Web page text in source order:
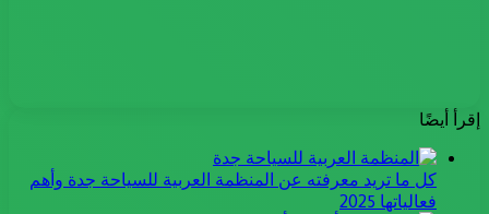
إقرأ أيضًا
كل ما تريد معرفته عن المنظمة العربية للسياحة جدة وأهم
فعالياتها 2025